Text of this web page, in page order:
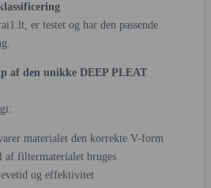
er testet og har den passende
af den unikke DEEP PLEAT
materialet den korrekte V-form
af filtermaterialet bruges
og effektivitet